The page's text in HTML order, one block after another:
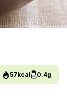
57kcal 0.4g